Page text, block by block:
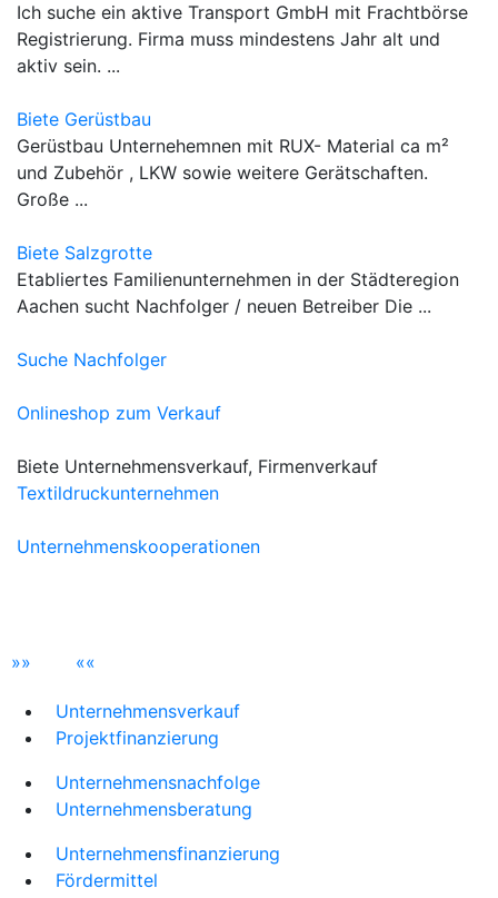
Ich suche ein aktive Transport GmbH mit Frachtbörse
Registrierung. Firma muss mindestens Jahr alt und
aktiv sein. ...
Biete Gerüstbau
Gerüstbau Unternehemnen mit RUX- Material ca m²
und Zubehör , LKW sowie weitere Gerätschaften.
Große ...
Biete Salzgrotte
Etabliertes Familienunternehmen in der Städteregion
Aachen sucht Nachfolger / neuen Betreiber Die ...
Suche Nachfolger
Onlineshop zum Verkauf
Biete Unternehmensverkauf, Firmenverkauf
Textildruckunternehmen
Unternehmenskooperationen
»» ««
Unternehmensverkauf
Projektfinanzierung
Unternehmensnachfolge
Unternehmensberatung
Unternehmensfinanzierung
Fördermittel